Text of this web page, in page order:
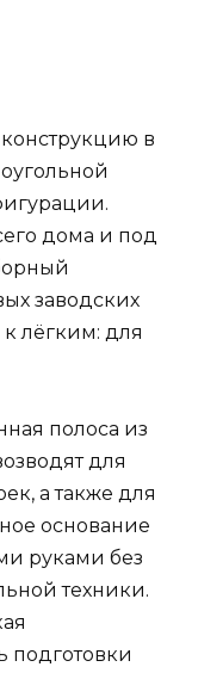
в
дома и под
заводских
лёгким: для
полоса из
для
а также для
основание
руками без
техники.
подготовки